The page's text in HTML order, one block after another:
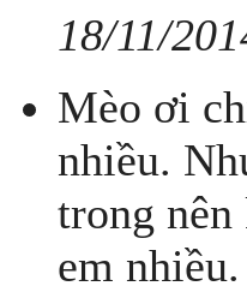
18/11/
Mèo ơi
nhiều.
trong
em